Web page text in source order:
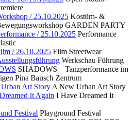
/ 25.10.2025 Kostüm- &
GARDEN PARTY
/ 25.10.2025 Performance
/ 26.10.2025 Film Streetwear
Werkschau Führung
SHADOWS – Tanzperformance im
Pina Bausch Zentrum
Art Story A New Urban Art Story
It Again I Have Dreamed It
Festival Playground Festival